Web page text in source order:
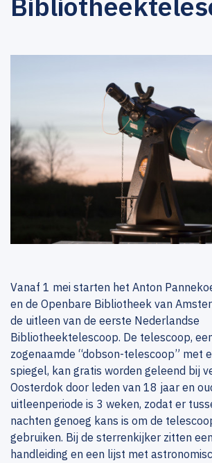
Vanaf 1 mei starten het Anton
en de Openbare Bibliotheek van
de uitleen van de eerste Nederlandse
Bibliotheektelescoop. De telescoop,
zogenaamde “dobson-telescoop” met
spiegel, kan gratis worden geleend bij
Oosterdok door leden van 18 jaar en
uitleenperiode is 3 weken, zodat er
nachten genoeg kans is om de
gebruiken. Bij de sterrenkijker zitten
handleiding en een lijst met